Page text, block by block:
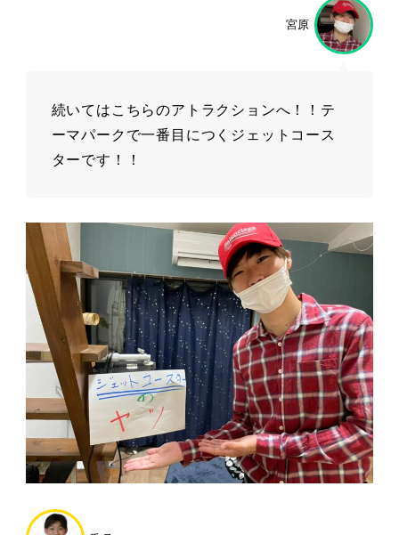
宮原
続いてはこちらのアトラクションへ！！テ
ーマパークで一番目につくジェットコース
ターです！！